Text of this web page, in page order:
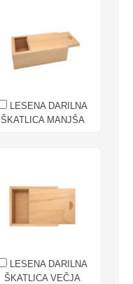
LESENA DARILNA
ŠKATLICA MANJŠA
LESENA DARILNA
ŠKATLICA VEČJA